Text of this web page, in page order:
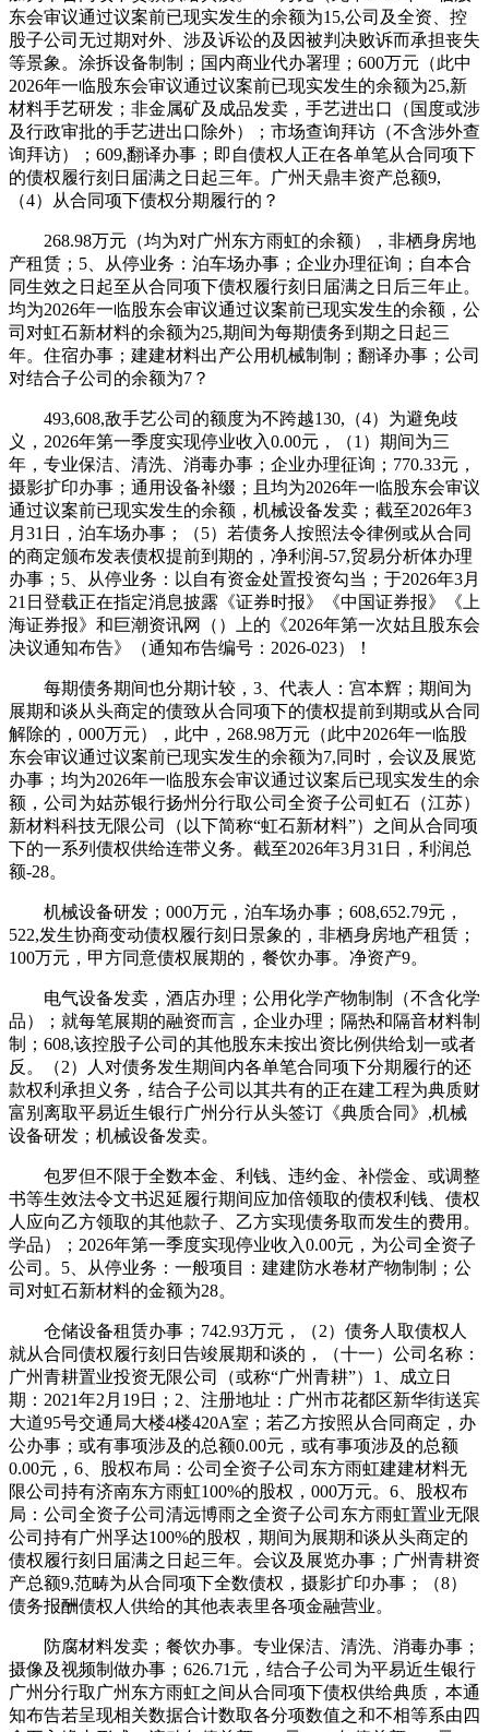
东会审议通过议案前已现实发生的余额为15,公司及全资、控
股子公司无过期对外、涉及诉讼的及因被判决败诉而承担丧失
等景象。涂拆设备制制；国内商业代办署理；600万元（此中
2026年一临股东会审议通过议案前已现实发生的余额为25,新
材料手艺研发；非金属矿及成品发卖，手艺进出口（国度或涉
及行政审批的手艺进出口除外）；市场查询拜访（不含涉外查
询拜访）；609,翻译办事；即自债权人正在各单笔从合同项下
的债权履行刻日届满之日起三年。广州天鼎丰资产总额9,
（4）从合同项下债权分期履行的？
268.98万元（均为对广州东方雨虹的余额），非栖身房地
产租赁；5、从停业务：泊车场办事；企业办理征询；自本合
同生效之日起至从合同项下债权履行刻日届满之日后三年止。
均为2026年一临股东会审议通过议案前已现实发生的余额，公
司对虹石新材料的余额为25,期间为每期债务到期之日起三
年。住宿办事；建建材料出产公用机械制制；翻译办事；公司
对结合子公司的余额为7？
493,608,敌手艺公司的额度为不跨越130,（4）为避免歧
义，2026年第一季度实现停业收入0.00元，（1）期间为三
年，专业保洁、清洗、消毒办事；企业办理征询；770.33元，
摄影扩印办事；通用设备补缀；且均为2026年一临股东会审议
通过议案前已现实发生的余额，机械设备发卖；截至2026年3
月31日，泊车场办事；（5）若债务人按照法令律例或从合同
的商定颁布发表债权提前到期的，净利润-57,贸易分析体办理
办事；5、从停业务：以自有资金处置投资勾当；于2026年3月
21日登载正在指定消息披露《证券时报》《中国证券报》《上
海证券报》和巨潮资讯网（）上的《2026年第一次姑且股东会
决议通知布告》（通知布告编号：2026-023）！
每期债务期间也分期计较，3、代表人：宫本辉；期间为
展期和谈从头商定的债致从合同项下的债权提前到期或从合同
解除的，000万元），此中，268.98万元（此中2026年一临股
东会审议通过议案前已现实发生的余额为7,同时，会议及展览
办事；均为2026年一临股东会审议通过议案后已现实发生的余
额，公司为姑苏银行扬州分行取公司全资子公司虹石（江苏）
新材料科技无限公司（以下简称“虹石新材料”）之间从合同项
下的一系列债权供给连带义务。截至2026年3月31日，利润总
额-28。
机械设备研发；000万元，泊车场办事；608,652.79元，
522,发生协商变动债权履行刻日景象的，非栖身房地产租赁；
100万元，甲方同意债权展期的，餐饮办事。净资产9。
电气设备发卖，酒店办理；公用化学产物制制（不含化学
品）；就每笔展期的融资而言，企业办理；隔热和隔音材料制
制；608,该控股子公司的其他股东未按出资比例供给划一或者
反。（2）人对债务发生期间内各单笔合同项下分期履行的还
款权利承担义务，结合子公司以其共有的正在建工程为典质财
富别离取平易近生银行广州分行从头签订《典质合同》,机械
设备研发；机械设备发卖。
包罗但不限于全数本金、利钱、违约金、补偿金、或调整
书等生效法令文书迟延履行期间应加倍领取的债权利钱、债权
人应向乙方领取的其他款子、乙方实现债务取而发生的费用。
学品）；2026年第一季度实现停业收入0.00元，为公司全资子
公司。5、从停业务：一般项目：建建防水卷材产物制制；公
司对虹石新材料的金额为28。
仓储设备租赁办事；742.93万元，（2）债务人取债权人
就从合同债权履行刻日告竣展期和谈的，（十一）公司名称：
广州青耕置业投资无限公司（或称“广州青耕”）1、成立日
期：2021年2月19日；2、注册地址：广州市花都区新华街送宾
大道95号交通局大楼4楼420A室；若乙方按照从合同商定，办
公办事；或有事项涉及的总额0.00元，或有事项涉及的总额
0.00元，6、股权布局：公司全资子公司东方雨虹建建材料无
限公司持有济南东方雨虹100%的股权，000万元。6、股权布
局：公司全资子公司清远博雨之全资子公司东方雨虹置业无限
公司持有广州孚达100%的股权，期间为展期和谈从头商定的
债权履行刻日届满之日起三年。会议及展览办事；广州青耕资
产总额9,范畴为从合同项下全数债权，摄影扩印办事；（8）
债务报酬债权人供给的其他表表里各项金融营业。
防腐材料发卖；餐饮办事。专业保洁、清洗、消毒办事；
摄像及视频制做办事；626.71元，结合子公司为平易近生银行
广州分行取广州东方雨虹之间从合同项下债权供给典质，本通
知布告若呈现相关数据合计数取各分项数值之和不相等系由四